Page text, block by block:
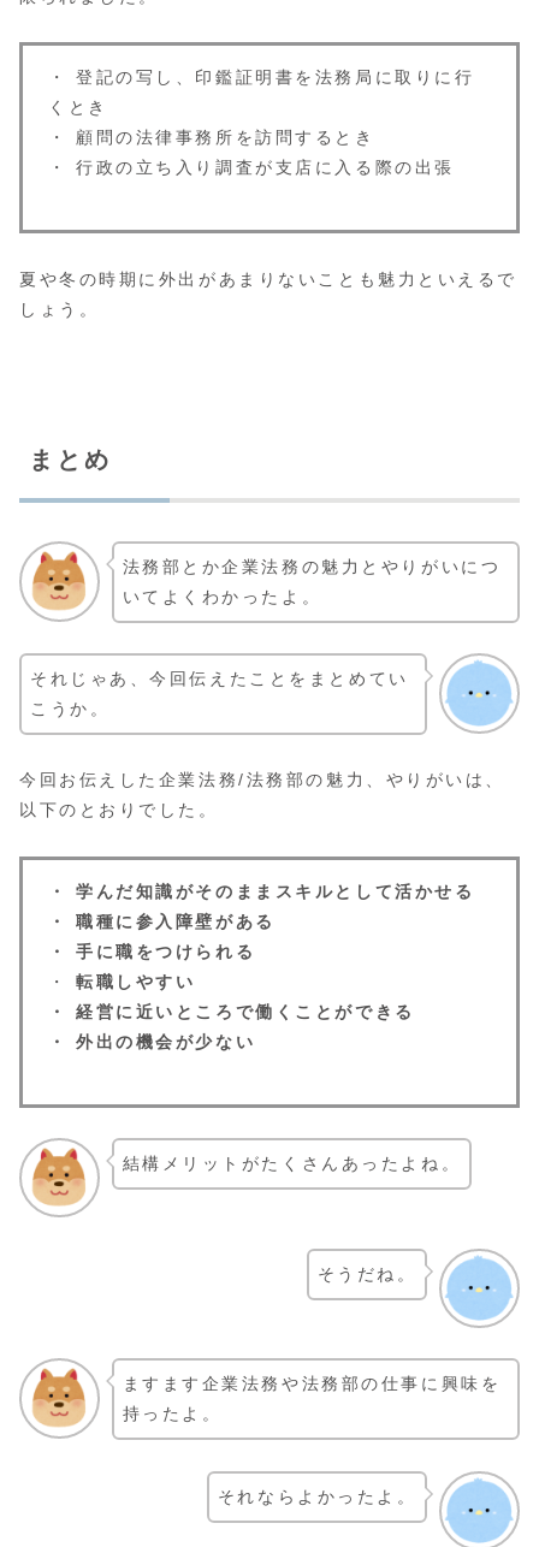
・ 登記の写し、印鑑証明書を法務局に取りに行
くとき
・ 顧問の法律事務所を訪問するとき
・ 行政の立ち入り調査が支店に入る際の出張
夏や冬の時期に外出があまりないことも魅力といえるで
しょう。
まとめ
法務部とか企業法務の魅力とやりがいにつ
いてよくわかったよ。
それじゃあ、今回伝えたことをまとめてい
こうか。
今回お伝えした企業法務/法務部の魅力、やりがいは、
以下のとおりでした。
・ 学んだ知識がそのままスキルとして活かせる
・ 職種に参入障壁がある
・ 手に職をつけられる
・転職しやすい
・ 経営に近いところで働くことができる
・ 外出の機会が少ない
結構メリットがたくさんあったよね。
そうだね。
ますます企業法務や法務部の仕事に興味を
持ったよ。
それならよかったよ。